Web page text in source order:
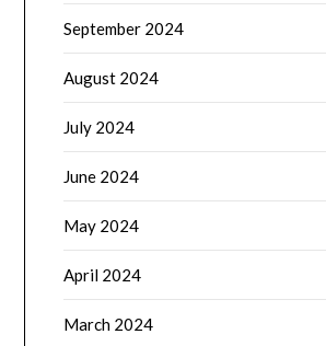
September 2024
August 2024
July 2024
June 2024
May 2024
April 2024
March 2024